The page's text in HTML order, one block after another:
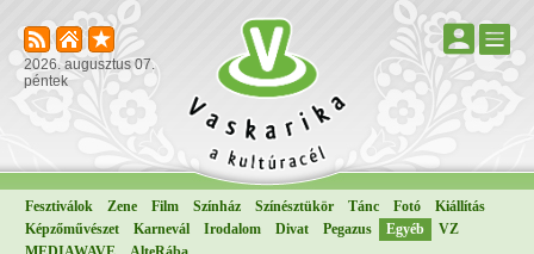
2026. augusztus 07.
péntek
Fesztiválok Zene Film Színház Színésztükör Tánc Fotó
Kiállítás
Képzőművészet
Karnevál Irodalom Divat Pegazus Egyéb
VZ